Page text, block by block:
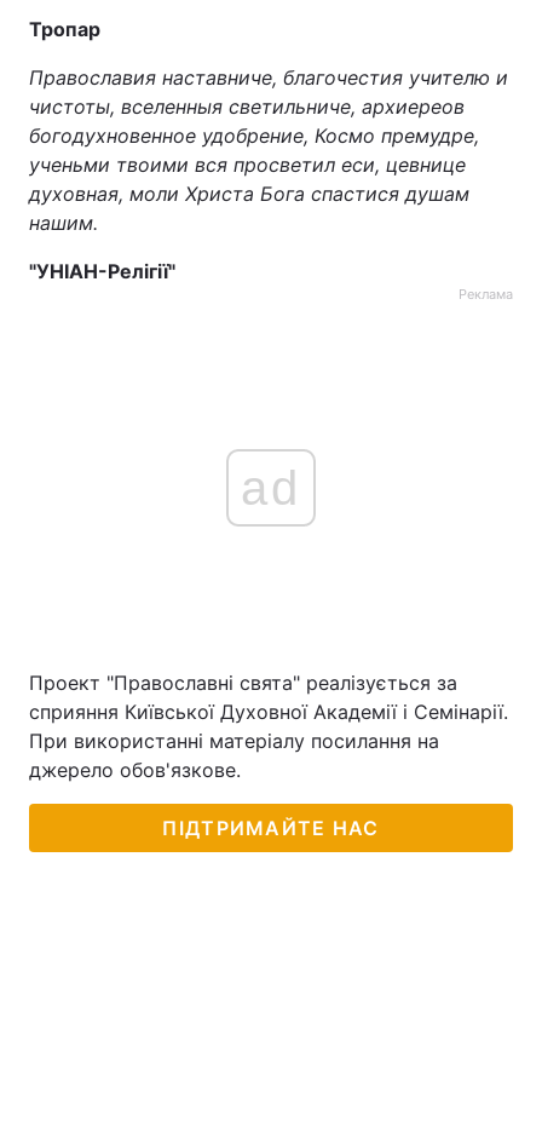
Тропар
Православия наставниче, благочестия учителю и
чистоты, вселенныя светильниче, архиереов
богодухновенное удобрение, Космо премудре,
ученьми твоими вся просветил еси, цевнице
духовная, моли Христа Бога спастися душам
нашим.
"УНІАН-Релігії"
Реклама
ad
Проект "Православні свята" реалізується за
сприяння Київської Духовної Академії і Семінарії.
При використанні матеріалу посилання на
джерело обов'язкове.
ПІДТРИМАЙТЕ НАС